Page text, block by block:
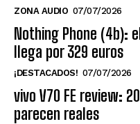
ZONA AUDIO 07/07/2026
Nothing Phone (4b):
llega por 329 euros
¡DESTACADOS! 07/07/2026
vivo V70 FE review:
parecen reales